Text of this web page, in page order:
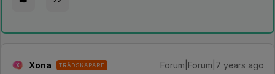
X Xona TRÅDSKAPARE Forum|Forum|7 years ago